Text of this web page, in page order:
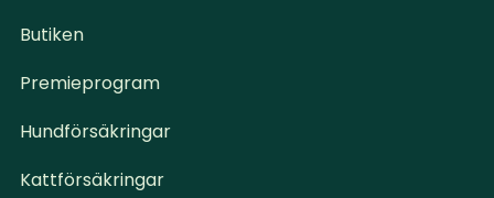
Butiken
Premieprogram
Hundförsäkringar
Kattförsäkringar